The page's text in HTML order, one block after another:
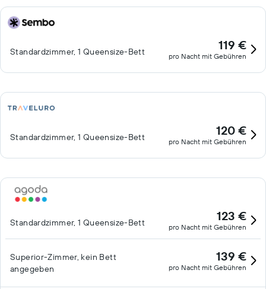
Standardzimmer, 1 Queensize-Bett 119 €
pro Nacht mit Gebühren
Standardzimmer, 1 Queensize-Bett 120 €
pro Nacht mit Gebühren
Standardzimmer, 1 Queensize-Bett 123 €
pro Nacht mit Gebühren
Superior-Zimmer, kein Bett
angegeben
139 €
pro Nacht mit Gebühren